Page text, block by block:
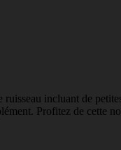
incluant de
Profitez de cette